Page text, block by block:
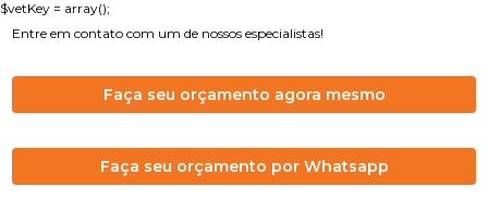
$vetKey = array();
Entre em contato com um de nossos especialistas!
Faça seu orçamento agora mesmo
Faça seu orçamento por Whatsapp